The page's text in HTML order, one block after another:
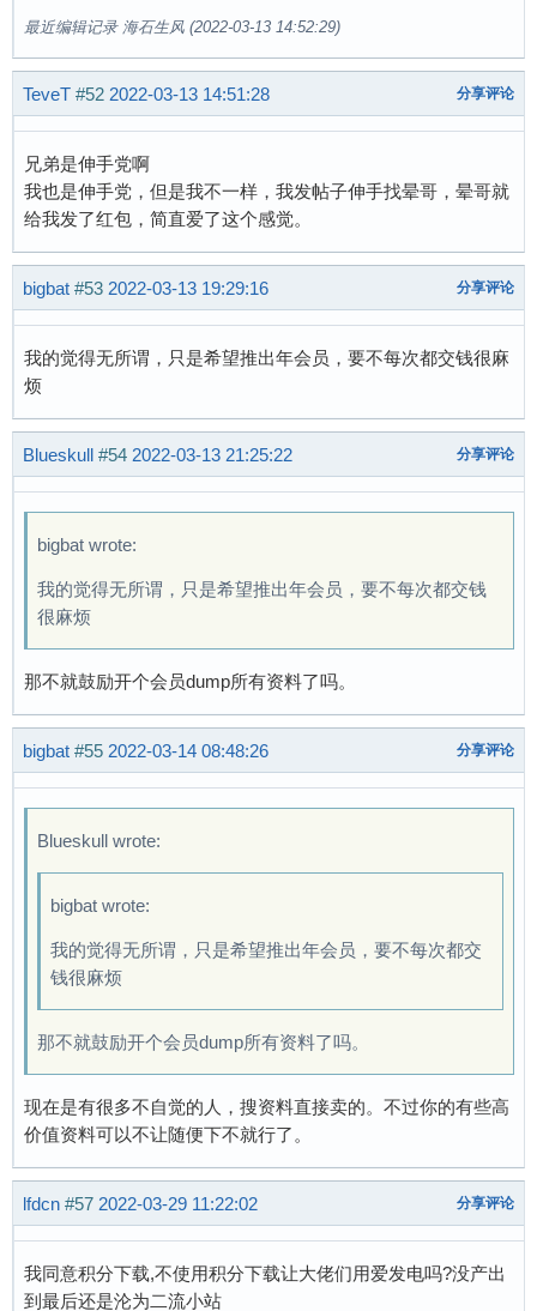
最近编辑记录 海石生风 (2022-03-13 14:52:29)
TeveT #52 2022-03-13 14:51:28 分享评论
兄弟是伸手党啊
我也是伸手党，但是我不一样，我发帖子伸手找晕哥，晕哥就
给我发了红包，简直爱了这个感觉。
bigbat #53 2022-03-13 19:29:16 分享评论
我的觉得无所谓，只是希望推出年会员，要不每次都交钱很麻
烦
Blueskull #54 2022-03-13 21:25:22 分享评论
bigbat wrote:
我的觉得无所谓，只是希望推出年会员，要不每次都交钱
很麻烦
那不就鼓励开个会员dump所有资料了吗。
bigbat #55 2022-03-14 08:48:26 分享评论
Blueskull wrote:
bigbat wrote:
我的觉得无所谓，只是希望推出年会员，要不每次都交
钱很麻烦
那不就鼓励开个会员dump所有资料了吗。
现在是有很多不自觉的人，搜资料直接卖的。不过你的有些高
价值资料可以不让随便下不就行了。
lfdcn #57 2022-03-29 11:22:02 分享评论
我同意积分下载,不使用积分下载让大佬们用爱发电吗?没产出
到最后还是沦为二流小站